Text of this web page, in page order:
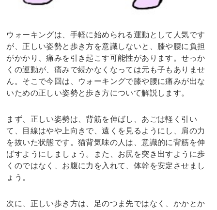
ウォーキングは、手軽に始められる運動として人気です
が、正しい姿勢と歩き方を意識しないと、膝や腰に負担
がかかり、痛みを引き起こす可能性があります。せっか
くの運動が、痛みで続かなくなっては元も子もありませ
ん。そこで今回は、ウォーキングで膝や腰に痛みが出な
いための正しい姿勢と歩き方について解説します。
まず、正しい姿勢は、背筋を伸ばし、あごは軽く引い
て、目線はやや上向きで、遠くを見るようにし、肩の力
を抜いた状態です。猫背気味の人は、意識的に背筋を伸
ばすようにしましょう。また、お尻を突き出すように歩
くのではなく、お腹に力を入れて、体幹を安定させまし
ょう。
次に、正しい歩き方は、足のつま先ではなく、かかとか